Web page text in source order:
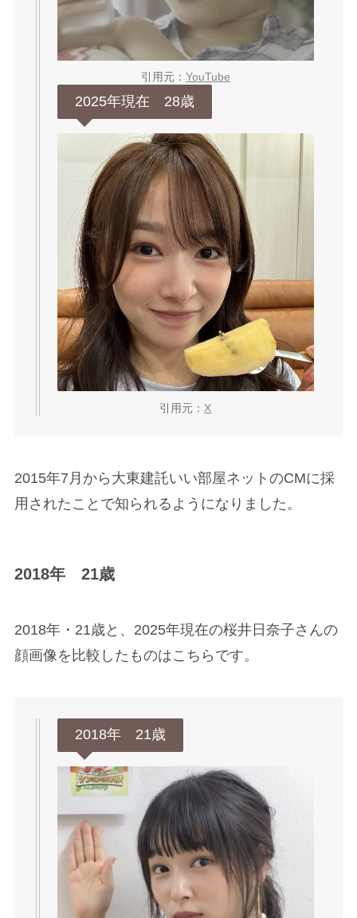
引用元： YouTube
2025年現在 28歳
引用元： X
2015年7月から大東建託いい部屋ネットのCMに採
用されたことで知られるようになりました。
2018年 21歳
2018年・21歳と、2025年現在の桜井日奈子さんの
顔画像を比較したものはこちらです。
2018年 21歳